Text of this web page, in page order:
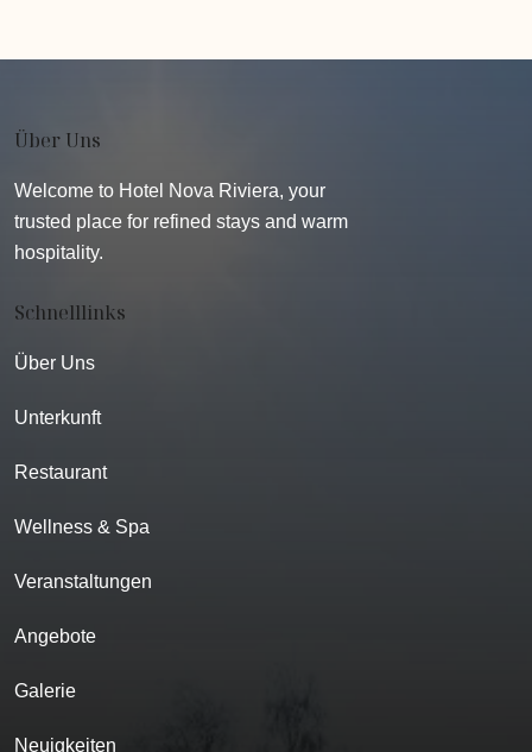
Über Uns
Welcome to Hotel Nova Riviera, your
trusted place for refined stays and warm
hospitality.
Schnelllinks
Über Uns
Unterkunft
Restaurant
Wellness & Spa
Veranstaltungen
Angebote
Galerie
Neuigkeiten